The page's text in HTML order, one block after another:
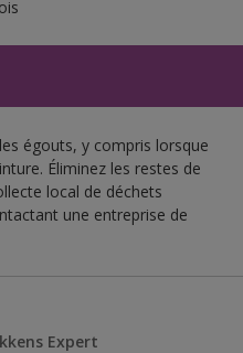
égouts, y compris lorsque
Éliminez les restes de
local de déchets
une entreprise de
Expert